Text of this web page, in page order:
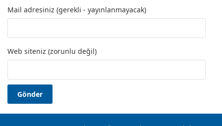
Mail adresiniz (gerekli - yayınlanmayacak)
Web siteniz (zorunlu değil)